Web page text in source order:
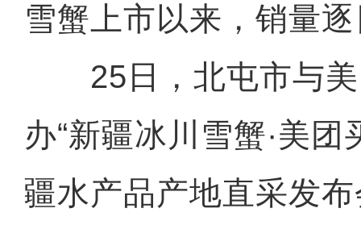
雪蟹上市以来，销量
25日，北屯市与美
办“新疆冰川雪蟹·美团
疆水产品产地直采发